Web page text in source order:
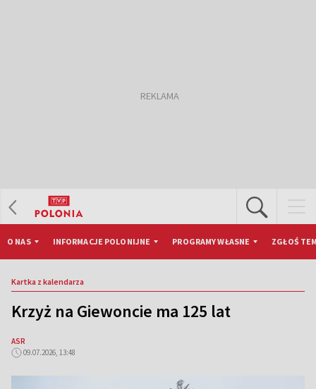
O NAS INFORMACJE POLONIJNE PROGRAMY WŁASNE ZGŁOŚ
Kartka z kalendarza
Krzyż na Giewoncie ma 125 lat
ASR
09.07.2026, 13:48